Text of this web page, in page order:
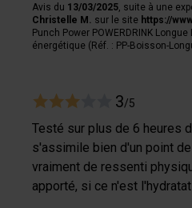
Avis du 13/03/2025 , suite à une
Christelle M.
sur le site https://
Punch Power POWERDRINK
énergétique (Réf. : PP-Boisson-
3/5
Testé sur plus de 6 heures
s'assimile bien d'un point
vraiment de ressenti
apporté, si ce n'est